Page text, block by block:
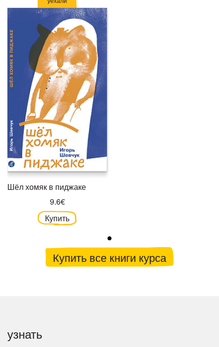
Шёл хомяк в пиджаке
9.6€
Купить
Купить все книги курса
узнать